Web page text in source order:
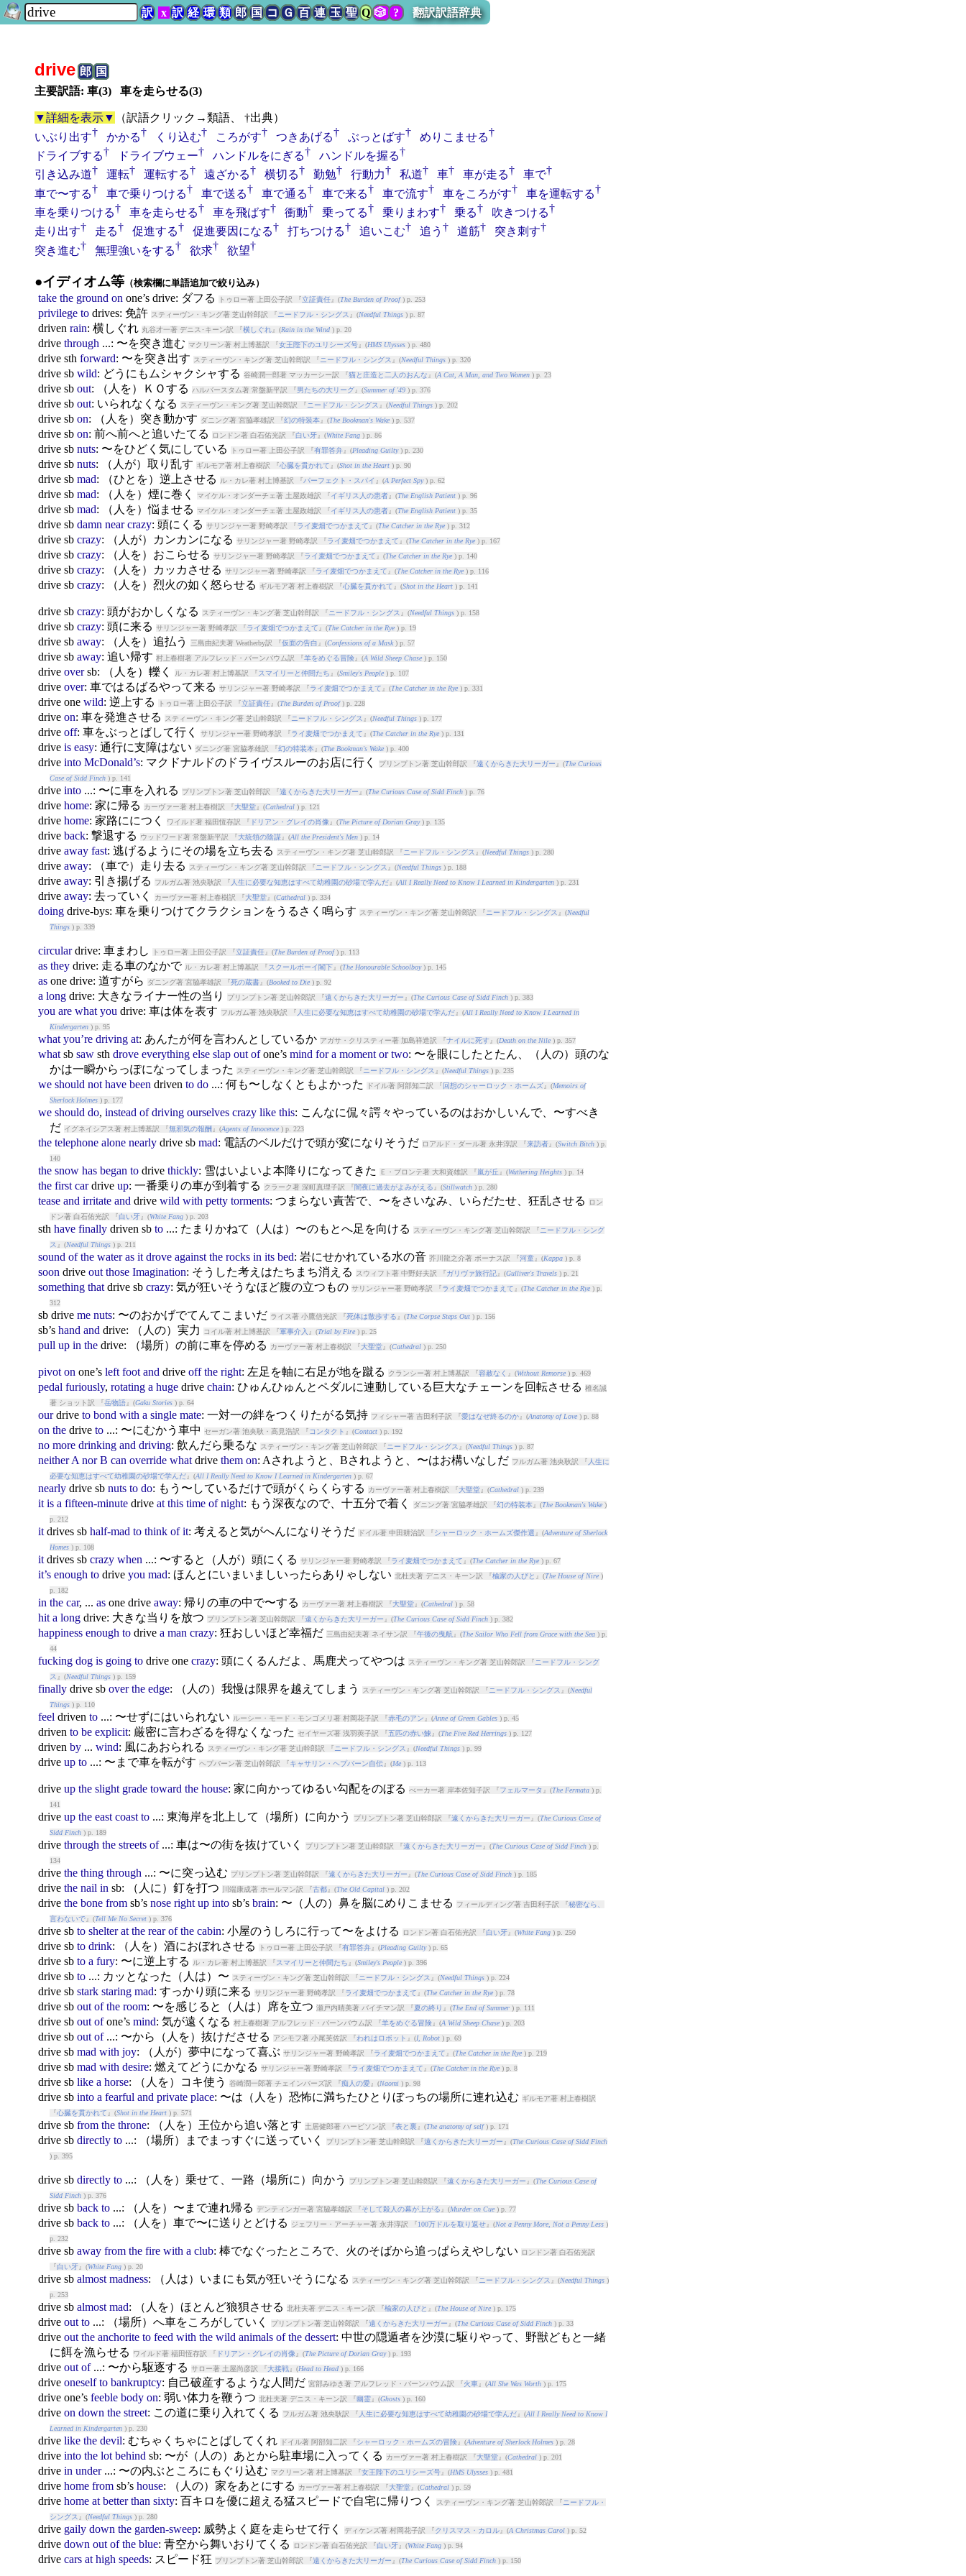
訳 x 訳 経 環 類 郎 国 コ Ｇ 百 連 玉 聖 Q 🎲? 翻訳訳語辞典
drive郎 国
主要訳語: 車(3) 車を走らせる(3)
▼詳細を表示▼ （訳語クリック→類語、 †出典）
いぶり出す† かかる† くり込む† ころがす† つきあげる† ぶっとばす† めりこませる†
ドライブする† ドライブウェー† ハンドルをにぎる† ハンドルを握る†
引き込み道† 運転† 運転する† 遠ざかる† 横切る† 勤勉† 行動力† 私道† 車† 車が走る† 車で†
車で〜する† 車で乗りつける† 車で送る† 車で通る† 車で来る† 車で流す† 車をころがす† 車を運転する†
車を乗りつける† 車を走らせる† 車を飛ばす† 衝動† 乗ってる† 乗りまわす† 乗る† 吹きつける†
走り出す† 走る† 促進する† 促進要因になる† 打ちつける† 追いこむ† 追う † 道筋† 突き刺す†
突き進む† 無理強いをする† 欲求† 欲望†
●イディオム等 （検索欄に単語追加で絞り込み）
take the ground on one’s drive: ダフる トゥロー著 上田公子訳 『立証責任』(The Burden of Proof) p. 253
privilege to drives: 免許 スティーヴン・キング著 芝山幹郎訳 『 ニードフル・シングス 』(Needful Things) p. 87
driven rain: 横しぐれ 丸谷才一著 デニス･キーン訳 『横しぐれ 』(Rain in the Wind) p. 20
drive through ...: 〜を突き進む マクリーン著 村上博基訳 『女王陛下のユリシーズ号』(HMS Ulysses) p. 480
drivesth forward: 〜を突き出す スティーヴン・キング著 芝山幹郎訳 『 ニードフル・シングス 』(Needful Things) p. 320
drivesb wild: どうにもムシャクシャする 谷崎潤一郎著 マッカーシー訳 『猫と庄造と二人のおんな 』(A Cat, A Man, and Two Women) p. 23
drivesb out: （人を）ＫＯする ハルバースタム著 常盤新平訳 『男たちの大リーグ』(Summer of '49) p. 376
drivesb out: いられなくなる スティーヴン・キング著 芝山幹郎訳 『 ニードフル・シングス 』(Needful Things) p. 202
drivesb on: （人を）突き動かす ダニング著 宮脇孝雄訳 『幻の特装本』(The Bookman's Wake) p. 537
drivesb on: 前へ前へと追いたてる ロンドン著 白石佑光訳 『白い牙』(White Fang) p. 86
drivesb nuts: 〜をひどく気にしている トゥロー著 上田公子訳 『有罪答弁』(Pleading Guilty) p. 230
drivesb nuts: （人が）取り乱す ギルモア著 村上春樹訳 『心臓を貫かれて 』(Shot in the Heart) p. 90
drivesb mad: （ひとを）逆上させる ル・カレ著 村上博基訳 『パーフェクト・スパイ 』(A Perfect Spy) p. 62
drivesb mad: （人を）煙に巻く マイケル・オンダーチェ著 土屋政雄訳 『イギリス人の患者』(The English Patient) p. 96
drivesb mad: （人を）悩ませる マイケル・オンダーチェ著 土屋政雄訳 『イギリス人の患者』(The English Patient) p. 35
drivesb damn near crazy: 頭にくる サリンジャー著 野崎孝訳 『ライ麦畑でつかまえて 』(The Catcher in the Rye) p. 312
drivesb crazy: （人が）カンカンになる サリンジャー著 野崎孝訳 『ライ麦畑でつかまえて 』(The Catcher in the Rye) p. 167
drivesb crazy: （人を）おこらせる サリンジャー著 野崎孝訳 『ライ麦畑でつかまえて 』(The Catcher in the Rye) p. 140
drivesb crazy: （人を）カッカさせる サリンジャー著 野崎孝訳 『ライ麦畑でつかまえて 』(The Catcher in the Rye) p. 116
drivesb crazy: （人を）烈火の如く怒らせる ギルモア著 村上春樹訳 『心臓を貫かれて 』(Shot in the Heart) p. 141
drivesb crazy: 頭がおかしくなる スティーヴン・キング著 芝山幹郎訳 『 ニードフル・シングス 』(Needful Things) p. 158
drivesb crazy: 頭に来る サリンジャー著 野崎孝訳 『ライ麦畑でつかまえて 』(The Catcher in the Rye) p. 19
drivesb away: （人を）追払う 三島由紀夫著 Weatherby訳 『仮面の告白 』(Confessions of a Mask) p. 57
drivesb away: 追い帰す 村上春樹著 アルフレッド・バーンバウム訳 『羊をめぐる冒険』(A Wild Sheep Chase) p. 150
drive oversb: （人を）轢く ル・カレ著 村上博基訳 『スマイリーと仲間たち 』(Smiley's People) p. 107
drive over: 車ではるばるやって来る サリンジャー著 野崎孝訳 『ライ麦畑でつかまえて 』(The Catcher in the Rye) p. 331
driveone wild: 逆上する トゥロー著 上田公子訳 『立証責任』(The Burden of Proof) p. 228
drive on: 車を発進させる スティーヴン・キング著 芝山幹郎訳 『 ニードフル・シングス 』(Needful Things) p. 177
drive off: 車をぶっとばして行く サリンジャー著 野崎孝訳 『ライ麦畑でつかまえて 』(The Catcher in the Rye) p. 131
drive is easy: 通行に支障はない ダニング著 宮脇孝雄訳 『幻の特装本』(The Bookman's Wake) p. 400
drive into McDonald’s: マクドナルドのドライヴスルーのお店に行く プリンプトン著 芝山幹郎訳 『遠くからきた大リーガー 』(The Curious
Case of Sidd Finch) p. 141
drive into...: 〜に車を入れる プリンプトン著 芝山幹郎訳 『遠くからきた大リーガー 』(The Curious Case of Sidd Finch) p. 76
drive home: 家に帰る カーヴァー著 村上春樹訳 『大聖堂』(Cathedral) p. 121
drive home: 家路ににつく ワイルド著 福田恆存訳 『 ドリアン・グレイの肖像 』(The Picture of Dorian Gray) p. 135
drive back: 撃退する ウッドワード著 常盤新平訳 『大統領の陰謀』(All the President's Men) p. 14
drive away fast: 逃げるようにその場を立ち去る スティーヴン・キング著 芝山幹郎訳 『 ニードフル・シングス 』(Needful Things) p. 280
drive away: （車で）走り去る スティーヴン・キング著 芝山幹郎訳 『 ニードフル・シングス 』(Needful Things) p. 188
drive away: 引き揚げる フルガム著 池央耿訳 『 人生に必要な知恵はすべて幼稚園の砂場で学んだ』(All I Really Need to Know I Learned in Kindergarten) p. 231
drive away: 去っていく カーヴァー著 村上春樹訳 『大聖堂』(Cathedral) p. 334
doing drive-bys: 車を乗りつけてクラクションをうるさく鳴らす スティーヴン・キング著 芝山幹郎訳 『 ニードフル・シングス 』(Needful
Things) p. 339
circular drive: 車まわし トゥロー著 上田公子訳 『立証責任』(The Burden of Proof) p. 113
as they drive: 走る車のなかで ル・カレ著 村上博基訳 『スクールボーイ閣下』(The Honourable Schoolboy) p. 145
asone drive: 道すがら ダニング著 宮脇孝雄訳 『死の蔵書』(Booked to Die) p. 92
a long drive: 大きなライナー性の当り プリンプトン著 芝山幹郎訳 『遠くからきた大リーガー 』(The Curious Case of Sidd Finch) p. 383
you are what you drive: 車は体を表す フルガム著 池央耿訳 『 人生に必要な知恵はすべて幼稚園の砂場で学んだ』(All I Really Need to Know I Learned in
Kindergarten) p. 95
what you’re driving at: あんたが何を言わんとしているか アガサ・クリスティー著 加島祥造訳 『ナイルに死す』(Death on the Nile) p. 357
whatsb sawsth drove everything else slap out ofone’s mind for a moment or two: 〜を眼にしたとたん、（人の）頭のな
かは一瞬からっぽになってしまった
スティーヴン・キング著 芝山幹郎訳 『 ニードフル・シングス 』(Needful Things) p. 235
we should not have been driven to do...: 何も〜しなくともよかった ドイル著 阿部知二訳 『 回想のシャーロック・ホームズ』(Memoirs of
Sherlock Holmes) p. 177
we should do, instead of driving ourselves crazy like this: こんなに侃々諤々やっているのはおかしいんで、〜すべき
だ イグネイシアス著 村上博基訳 『無邪気の報酬 』(Agents of Innocence) p. 223
the telephone alone nearly drivesb mad: 電話のベルだけで頭が変になりそうだ ロアルド・ダール著 永井淳訳 『来訪者』(Switch Bitch) p.
140
the snow has began to drive thickly: 雪はいよいよ本降りになってきた Ｅ・ブロンテ著 大和資雄訳 『嵐が丘 』(Wuthering Heights) p. 14
the first car drive up: 一番乗りの車が到着する クラーク著 深町真理子訳 『闇夜に過去がよみがえる 』(Stillwatch) p. 280
tease and irritate and drive wild with petty torments: つまらない責苦で、〜をさいなみ、いらだたせ、狂乱させる
ロン
ドン著 白石佑光訳 『白い牙』(White Fang) p. 203
sth have finally driven sb to...: たまりかねて（人は）〜のもとへ足を向ける スティーヴン・キング著 芝山幹郎訳 『 ニードフル・シング
ス 』(Needful Things) p. 211
sound of the water as it drove against the rocks in its bed: 岩にせかれている水の音 芥川龍之介著 ボーナス訳 『河童』(Kappa) p. 8
soon drive out those Imagination: そうした考えはたちまち消える スウィフト著 中野好夫訳 『ガリヴァ旅行記 』(Gulliver's Travels) p. 21
something that drivesb crazy: 気が狂いそうなほど腹の立つもの サリンジャー著 野崎孝訳 『ライ麦畑でつかまえて 』(The Catcher in the Rye) p.
312
sb drive me nuts: 〜のおかげでてんてこまいだ ライス著 小鷹信光訳 『死体は散歩する 』(The Corpse Steps Out) p. 156
sb’s hand and drive: （人の）実力 コイル著 村上博基訳 『軍事介入 』(Trial by Fire) p. 25
pull up in the drive: （場所）の前に車を停める カーヴァー著 村上春樹訳 『大聖堂』(Cathedral) p. 250
pivot on one’s left foot and drive off the right: 左足を軸に右足が地を蹴る クランシー著 村上博基訳 『容赦なく 』(Without Remorse) p. 469
pedal furiously, rotating a huge drive chain: ひゅんひゅんとペダルに連動している巨大なチェーンを回転させる 椎名誠
著 ショット訳 『岳物語』(Gaku Stories) p. 64
our drive to bond with a single mate: 一対一の絆をつくりたがる気持 フィシャー著 吉田利子訳 『愛はなぜ終るのか』(Anatomy of Love) p. 88
on the drive to...: 〜にむかう車中 セーガン著 池央耿・高見浩訳 『コンタクト 』(Contact) p. 192
no more drinking and driving: 飲んだら乗るな スティーヴン・キング著 芝山幹郎訳 『 ニードフル・シングス 』(Needful Things) p. 87
neither A nor B can override what drive them on: Aされようと、Bされようと、〜はお構いなしだ フルガム著 池央耿訳 『 人生に
必要な知恵はすべて幼稚園の砂場で学んだ』(All I Really Need to Know I Learned in Kindergarten) p. 67
nearly drivesb nuts to do: もう〜しているだけで頭がくらくらする カーヴァー著 村上春樹訳 『大聖堂』(Cathedral) p. 239
it is a fifteen-minute drive at this time of night: もう深夜なので、十五分で着く ダニング著 宮脇孝雄訳 『幻の特装本』(The Bookman's Wake)
p. 212
it drives sb half-mad to think of it: 考えると気がへんになりそうだ ドイル著 中田耕治訳 『シャーロック・ホームズ傑作選 』(Adventure of Sherlock
Homes) p. 108
it drives sb crazy when ...: 〜すると（人が）頭にくる サリンジャー著 野崎孝訳 『ライ麦畑でつかまえて 』(The Catcher in the Rye) p. 67
it’s enough to drive you mad: ほんとにいまいましいったらありゃしない 北杜夫著 デニス・キーン訳 『楡家の人びと 』(The House of Nire)
p. 182
in the car, ... asone drive away: 帰りの車の中で〜する カーヴァー著 村上春樹訳 『大聖堂』(Cathedral) p. 58
hit a long drive: 大きな当りを放つ プリンプトン著 芝山幹郎訳 『遠くからきた大リーガー 』(The Curious Case of Sidd Finch) p. 382
happiness enough to drive a man crazy: 狂おしいほど幸福だ 三島由紀夫著 ネイサン訳 『午後の曳航 』(The Sailor Who Fell from Grace with the Sea) p.
44
fucking dog is going to driveone crazy: 頭にくるんだよ、馬鹿犬ってやつは スティーヴン・キング著 芝山幹郎訳 『 ニードフル・シング
ス 』(Needful Things) p. 159
finally drivesb over the edge: （人の）我慢は限界を越えてしまう スティーヴン・キング著 芝山幹郎訳 『 ニードフル・シングス 』(Needful
Things) p. 110
feel driven to...: 〜せずにはいられない ルーシー・モード・モンゴメリ著 村岡花子訳 『赤毛のアン 』(Anne of Green Gables) p. 45
driven to be explicit: 厳密に言わざるを得なくなった セイヤーズ著 浅羽莢子訳 『五匹の赤い鰊 』(The Five Red Herrings) p. 127
driven by... wind: 風にあおられる スティーヴン・キング著 芝山幹郎訳 『 ニードフル・シングス 』(Needful Things) p. 99
drive up to...: 〜まで車を転がす ヘプバーン著 芝山幹郎訳 『キャサリン・ヘプバーン自伝』(Me) p. 113
drive up the slight grade toward the house: 家に向かってゆるい勾配をのぼる べーカー著 岸本佐知子訳 『フェルマータ 』(The Fermata) p.
141
drive up the east coast to...: 東海岸を北上して（場所）に向かう プリンプトン著 芝山幹郎訳 『遠くからきた大リーガー 』(The Curious Case of
Sidd Finch) p. 189
drive through the streets of...: 車は〜の街を抜けていく プリンプトン著 芝山幹郎訳 『遠くからきた大リーガー 』(The Curious Case of Sidd Finch) p.
134
drive the thing through ...: 〜に突っ込む プリンプトン著 芝山幹郎訳 『遠くからきた大リーガー 』(The Curious Case of Sidd Finch) p. 185
drive the nail in sb: （人に）釘を打つ 川端康成著 ホールマン訳 『古都』(The Old Capital) p. 202
drive the bone fromsb’s nose right up intosb’s brain: 〜（人の）鼻を脳にめりこませる フィールディング著 吉田利子訳 『秘密なら、
言わないで』(Tell Me No Secret) p. 376
drivesb to shelter at the rear of the cabin: 小屋のうしろに行って〜をよける ロンドン著 白石佑光訳 『白い牙』(White Fang) p. 250
drivesb to drink: （人を）酒におぼれさせる トゥロー著 上田公子訳 『有罪答弁』(Pleading Guilty) p. 65
drivesb to a fury: 〜に逆上する ル・カレ著 村上博基訳 『スマイリーと仲間たち 』(Smiley's People) p. 396
drivesb to...: カッとなった（人は）〜 スティーヴン・キング著 芝山幹郎訳 『 ニードフル・シングス 』(Needful Things) p. 224
drivesb stark staring mad: すっかり頭に来る サリンジャー著 野崎孝訳 『ライ麦畑でつかまえて 』(The Catcher in the Rye) p. 78
drivesb out of the room: 〜を感じると（人は）席を立つ 瀬戸内晴美著 バイチマン訳 『夏の終り 』(The End of Summer) p. 111
drivesb out ofone’s mind: 気が遠くなる 村上春樹著 アルフレッド・バーンバウム訳 『羊をめぐる冒険』(A Wild Sheep Chase) p. 203
drivesb out of...: 〜から（人を）抜けださせる アシモフ著 小尾芙佐訳 『われはロボット 』(I, Robot) p. 69
drivesb mad with joy: （人が）夢中になって喜ぶ サリンジャー著 野崎孝訳 『ライ麦畑でつかまえて 』(The Catcher in the Rye) p. 219
drivesb mad with desire: 燃えてどうにかなる サリンジャー著 野崎孝訳 『ライ麦畑でつかまえて 』(The Catcher in the Rye) p. 8
drivesb like a horse: （人を）コキ使う 谷崎潤一郎著 チェインバーズ訳 『痴人の愛』(Naomi) p. 98
drivesb into a fearful and private place: 〜は（人を）恐怖に満ちたひとりぼっちの場所に連れ込む ギルモア著 村上春樹訳
『心臓を貫かれて 』(Shot in the Heart) p. 571
drivesb from the throne: （人を）王位から追い落とす 土居健郎著 ハービソン訳 『表と裏』(The anatomy of self) p. 171
drivesb directly to...: （場所）までまっすぐに送っていく プリンプトン著 芝山幹郎訳 『遠くからきた大リーガー 』(The Curious Case of Sidd Finch
) p. 395
drivesb directly to...: （人を）乗せて、一路（場所に）向かう プリンプトン著 芝山幹郎訳 『遠くからきた大リーガー 』(The Curious Case of
Sidd Finch) p. 376
drivesb back to...: （人を）〜まで連れ帰る デンティンガー著 宮脇孝雄訳 『そして殺人の幕が上がる 』(Murder on Cue) p. 77
drivesb back to...: （人を）車で〜に送りとどける ジェフリー・アーチャー著 永井淳訳 『100万ドルを取り返せ』(Not a Penny More, Not a Penny Less)
p. 232
drivesb away from the fire with a club: 棒でなぐったところで、火のそばから追っぱらえやしない
ロンドン著 白石佑光訳
『白い牙』(White Fang) p. 20
drivesb almost madness: （人は）いまにも気が狂いそうになる スティーヴン・キング著 芝山幹郎訳 『 ニードフル・シングス 』(Needful Things)
p. 253
drivesb almost mad: （人を）ほとんど狼狽させる 北杜夫著 デニス・キーン訳 『楡家の人びと 』(The House of Nire) p. 175
drive out to...: （場所）へ車をころがしていく プリンプトン著 芝山幹郎訳 『遠くからきた大リーガー 』(The Curious Case of Sidd Finch) p. 33
drive out the anchorite to feed with the wild animals of the dessert: 中世の隠遁者を沙漠に駆りやって、野獣どもと一緒
に餌を漁らせる
ワイルド著 福田恆存訳 『 ドリアン・グレイの肖像 』(The Picture of Dorian Gray) p. 193
drive out of...: 〜から駆逐する サロー著 土屋尚彦訳 『大接戦』(Head to Head) p. 166
drive oneself to bankruptcy: 自己破産するような人間だ 宮部みゆき著 アルフレッド・バーンバウム訳 『火車 』(All She Was Worth) p. 175
driveone’s feeble body on: 弱い体力を鞭うつ 北杜夫著 デニス・キーン訳 『幽霊』(Ghosts) p. 160
drive on down the street: この道に乗り入れてくる フルガム著 池央耿訳 『 人生に必要な知恵はすべて幼稚園の砂場で学んだ』(All I Really Need to Know I
Learned in Kindergarten) p. 230
drive like the devil: むちゃくちゃにとばしてくれ ドイル著 阿部知二訳 『シャーロック・ホームズの冒険』(Adventure of Sherlock Holmes) p. 28
drive into the lot behind sb: 〜が（人の）あとから駐車場に入ってくる カーヴァー著 村上春樹訳 『大聖堂』(Cathedral) p. 201
drive in under...: 〜の内ぶところにもぐり込む マクリーン著 村上博基訳 『女王陛下のユリシーズ号』(HMS Ulysses) p. 481
drive home fromsb’s house: （人の）家をあとにする カーヴァー著 村上春樹訳 『大聖堂』(Cathedral) p. 59
drive home at better than sixty: 百キロを優に超える猛スピードで自宅に帰りつく スティーヴン・キング著 芝山幹郎訳 『 ニードフル・
シングス 』(Needful Things) p. 280
drive gaily down the garden-sweep: 威勢よく庭を走らせて行く ディケンズ著 村岡花子訳 『クリスマス・カロル』(A Christmas Carol) p. 52
drive down out of the blue: 青空から舞いおりてくる ロンドン著 白石佑光訳 『白い牙』(White Fang) p. 94
drive cars at high speeds: スピード狂 プリンプトン著 芝山幹郎訳 『遠くからきた大リーガー 』(The Curious Case of Sidd Finch) p. 150